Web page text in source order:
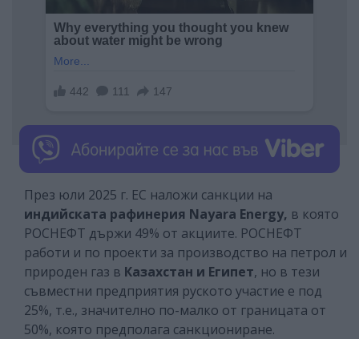
През юли 2025 г. ЕС наложи санкции на
индийската рафинерия Nayara Energy, в която
РОСНЕФТ държи 49% от акциите. РОСНЕФТ
работи и по проекти за производство на петрол и
природен газ в Казахстан и Египет, но в тези
съвместни предприятия руското участие е под
25%, т.е., значително по-малко от границата от
50%, която предполага санкциониране.